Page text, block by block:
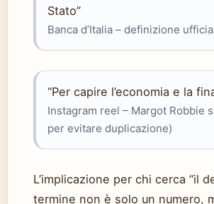
Stato”
Banca d’Italia – definizione
“Per capire l’economia e la
Instagram reel – Margot Robbie
per evitare duplicazione)
L’implicazione per chi cerca “il
termine non è solo un numero,